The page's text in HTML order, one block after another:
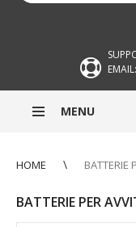
MENU
HOME BATTERIE
BATTERIE PER